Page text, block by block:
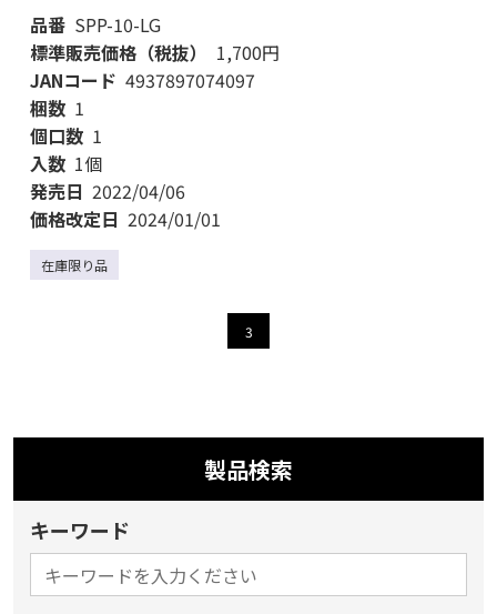
品番 SPP-10-LG
標準販売価格（税抜）
1,700円
JANコード 4937897074097
梱数 1
個口数 1
入数 1個
発売日 2022/04/06
価格改定日 2024/01/01
在庫限り品
3
製品検索
キーワード